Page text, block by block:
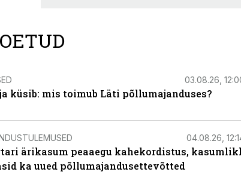
03.08.26,
küsib: mis toimub Läti põllumajanduses?
04.08.26,
ärikasum peaaegu kahekordistus,
ka uued põllumajandusettevõtted